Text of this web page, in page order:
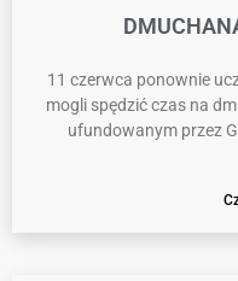
11 czerwca ponownie
mogli spędzić czas na
ufundowanym przez